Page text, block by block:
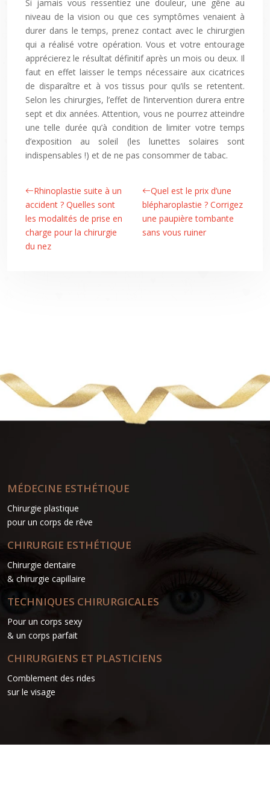
Si jamais vous ressentiez une douleur, une gêne au
niveau de la vision ou que ces symptômes venaient à
durer dans le temps, prenez contact avec le chirurgien
qui a réalisé votre opération. Vous et votre entourage
apprécierez le résultat définitif après un mois ou deux. Il
faut en effet laisser le temps nécessaire aux cicatrices
de disparaître et à vos tissus pour qu’ils se retentent.
Selon les chirurgies, l’effet de l’intervention durera entre
sept et dix années. Attention, vous ne pourrez atteindre
une telle durée qu’à condition de limiter votre temps
d’exposition au soleil (les lunettes solaires sont
indispensables !) et de ne pas consommer de tabac.
Rhinoplastie suite à un
accident ? Quelles sont
les modalités de prise en
charge pour la chirurgie
du nez
Quel est le prix d’une
blépharoplastie ? Corrigez
une paupière tombante
sans vous ruiner
MÉDECINE ESTHÉTIQUE
Chirurgie plastique
pour un corps de rêve
CHIRURGIE ESTHÉTIQUE
Chirurgie dentaire
& chirurgie capillaire
TECHNIQUES CHIRURGICALES
Pour un corps sexy
& un corps parfait
CHIRURGIENS ET PLASTICIENS
Comblement des rides
sur le visage